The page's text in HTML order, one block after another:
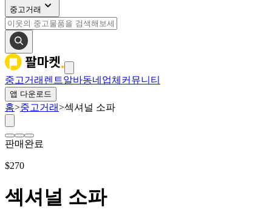
중고거래
중고거래 렌트알바동네업체 커뮤니티
앱 다운로드
홈>중고거래>섹셔널 소파
판매완료
$270
섹셔널 소파